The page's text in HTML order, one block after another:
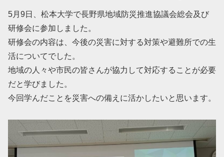
5月9日、松本大学で長野県地域防災推進協議会総会及び
研修会に参加しました。
研修会の内容は、今後の災害に対する対策や避難所での生
活についてでした。
地域の人々や市民の皆さんが協力して対応することが必要
だと学びました。
今回学んだことを災害への備えに活かしたいと思います。